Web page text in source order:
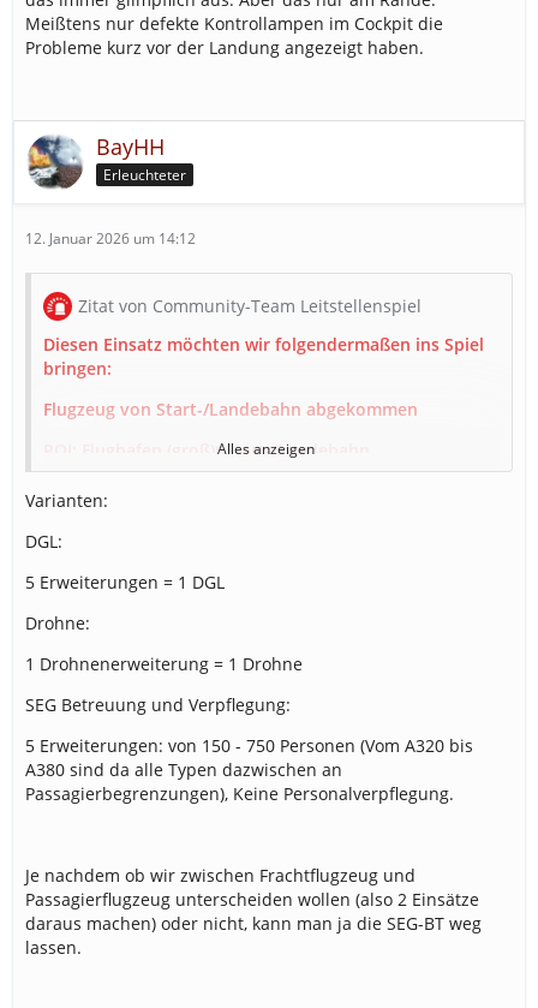
Meißtens nur defekte Kontrollampen im Cockpit die
Probleme kurz vor der Landung angezeigt haben.
BayHH
Erleuchteter
12. Januar 2026 um 14:12
Zitat von Community-Team Leitstellenspiel
Diesen Einsatz möchten wir folgendermaßen ins Spiel
bringen:
Flugzeug von Start-/Landebahn abgekommen
POI: Flughafen (groß): Start-/Landebahn
Voraussetzungen:
10 Rettungswachen
Anforderungen:
6 LF
3 ELW1
1 ELW2
1 Rettungstreppe
1 FWK (30% Wahrscheinlichkeit)
Alles anzeigen
Varianten:
DGL:
5 Erweiterungen = 1 DGL
Drohne:
1 Drohnenerweiterung = 1 Drohne
SEG Betreuung und Verpflegung:
5 Erweiterungen: von 150 - 750 Personen (Vom A320 bis
A380 sind da alle Typen dazwischen an
Passagierbegrenzungen), Keine Personalverpflegung.
Je nachdem ob wir zwischen Frachtflugzeug und
Passagierflugzeug unterscheiden wollen (also 2 Einsätze
daraus machen) oder nicht, kann man ja die SEG-BT weg
lassen.